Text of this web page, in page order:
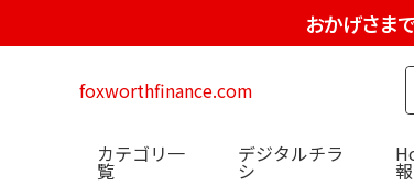
おかげさま
foxworthfinance.com
カテゴリ一
覧
デジタルチラ
シ 報